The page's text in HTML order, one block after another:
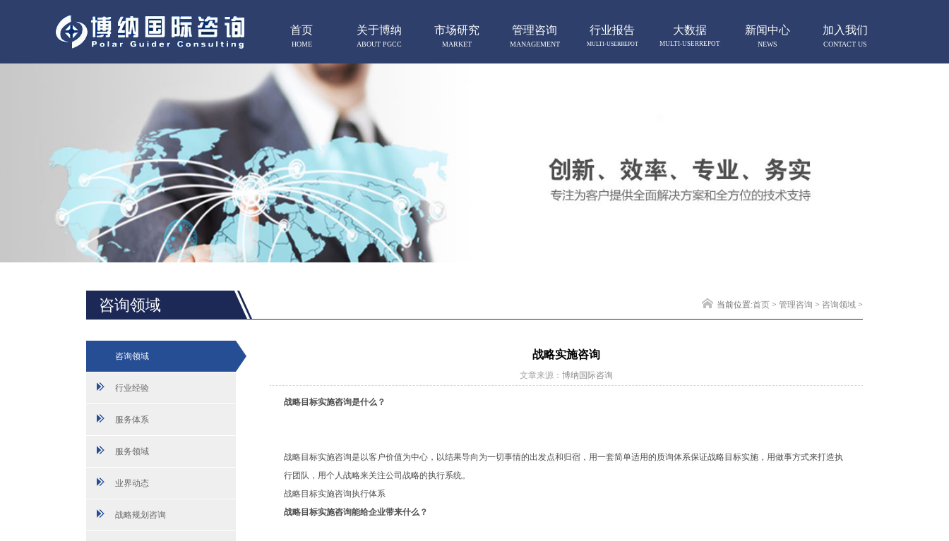
首页
HOME
关于博纳
ABOUT PGCC
市场研究
MARKET
管理咨询
MANAGEMENT
行业报告
MULTI-USERREPOT
大数据
MULTI-USERREPOT
新闻中心
NEWS
加入我们
CONTACT US
咨询领域 当前位置:首页 > 管理咨询 > 咨询领域 >
咨询领域
行业经验
服务体系
服务领域
业界动态
战略规划咨询
战略实施咨询
文章来源： 博纳国际咨询
战略目标实施咨询是什么？
战略目标实施咨询是以客户价值为中心，以结果导向为一切事情的出发点和归宿，用一套简单适用的质询体系保证战略目标实施，用做事方式来打造执
行团队，用个人战略来关注公司战略的执行系统。
战略目标实施咨询执行体系
战略目标实施咨询能给企业带来什么？